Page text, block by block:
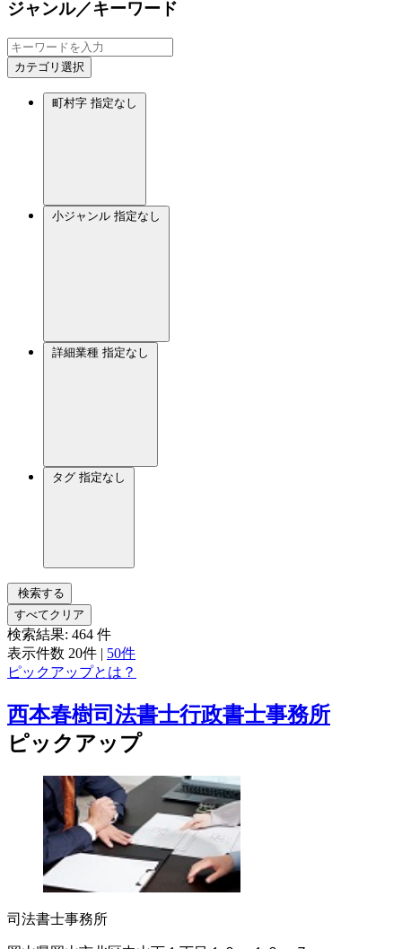
ジャンル／キーワード
カテゴリ選択
町村字 指定なし
小ジャンル 指定なし
詳細業種 指定なし
タグ 指定なし
検索する
すべてクリア
検索結果: 464 件
表示件数 20件 | 50件
ピックアップとは？
西本春樹司法書士行政書士事務所
ピックアップ
司法書士事務所